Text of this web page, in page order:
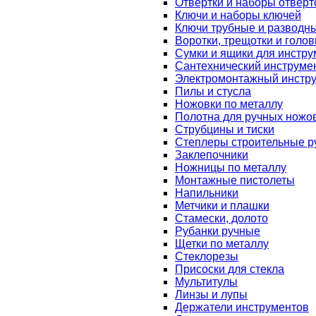
Отвертки и наборы
Ключи и наборы ключей
Ключи трубные и
Воротки, трещотки и
Сумки и ящики для
Сантехнический
Электромонтажный
Пилы и стусла
Ножовки по металлу
Полотна для ручных
Струбцины и тиски
Степлеры строительные
Заклепочники
Ножницы по металлу
Монтажные пистолеты
Напильники
Метчики и плашки
Стамески, долото
Рубанки ручные
Щетки по металлу
Стеклорезы
Присоски для стекла
Мультитулы
Линзы и лупы
Держатели инструментов